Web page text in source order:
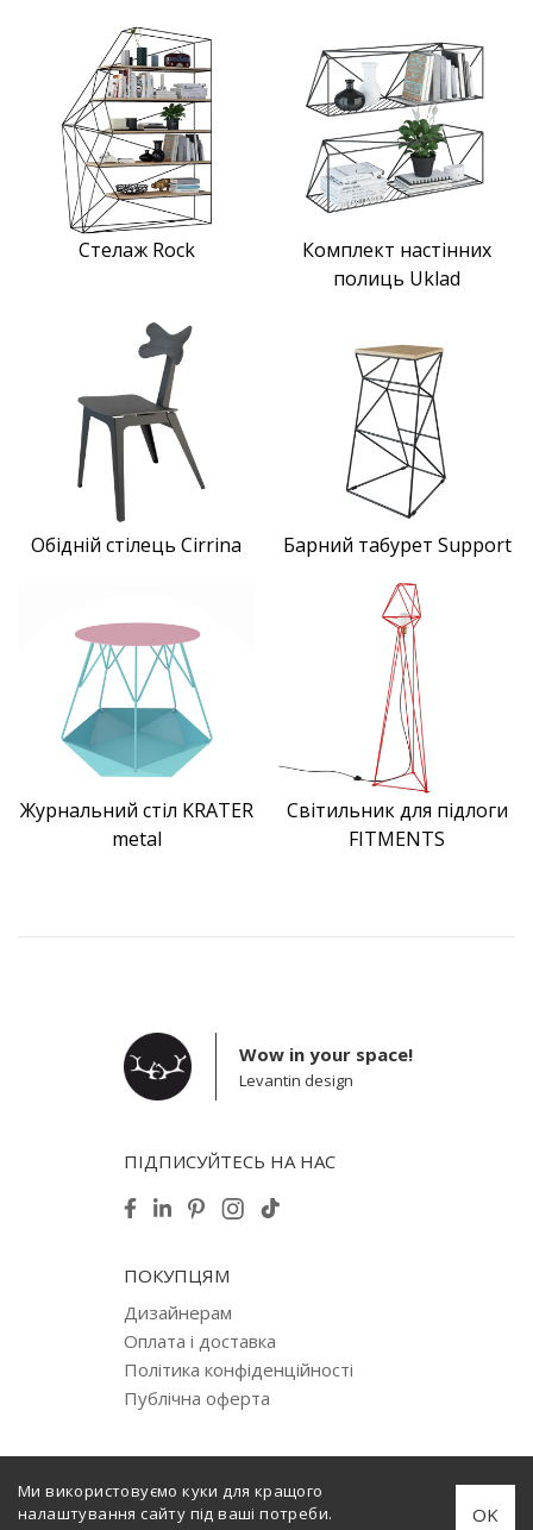
Стелаж Rock
Комплект настінних
полиць Uklad
Обідній стілець Cirrina Барний табурет Support
Журнальний стіл KRATER
metal
Світильник для підлоги
FITMENTS
Wow in your space!
Levantin design
ПІДПИСУЙТЕСЬ НА НАС
ПОКУПЦЯМ
Дизайнерам
Оплата і доставка
Політика конфіденційності
Публічна оферта
© 2012–2026 Levantin design. Copyright. All Rights Reserved.
Ми використовуємо куки для кращого
налаштування сайту під ваші потреби.
OK